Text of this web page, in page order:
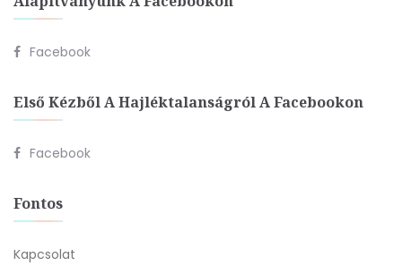
Facebook
Első Kézből A Hajléktalanságról A Facebookon
Facebook
Fontos
Kapcsolat